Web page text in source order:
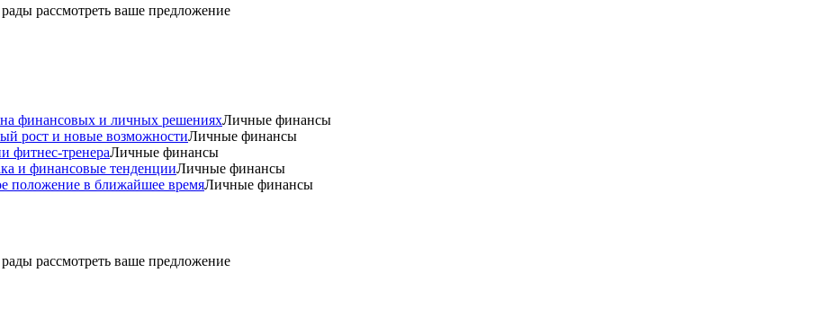
рассмотреть ваше предложение
на финансовых и личных решенияхЛичные финансы
рост и новые возможностиЛичные финансы
фитнес-тренераЛичные финансы
и финансовые тенденцииЛичные финансы
положение в ближайшее времяЛичные финансы
рассмотреть ваше предложение